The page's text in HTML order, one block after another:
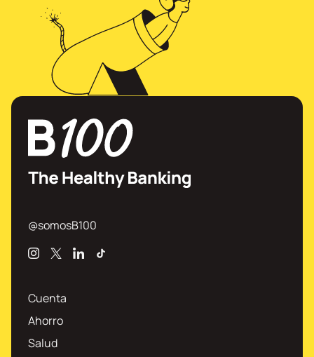
@somosB100
InstagramLinkedin
Cuenta
Ahorro
Salud